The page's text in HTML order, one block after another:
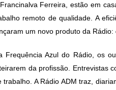
Ferreira, estão em
remoto de qualidade. A
um novo produto da Rádio:
Frequência Azul do Rádio, os
da profissão. Entrevistas
trabalho. A Rádio ADM traz,